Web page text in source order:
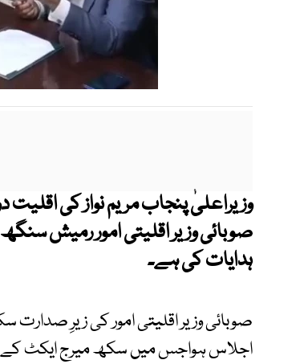
وزیراعلیٰ پنجاب مریم نواز کی
صوبائی وزیر اقلیتی امور رمیش
ہدایات کی ہے۔
صوبائی وزیر اقلیتی امور کی زیرِ
اجلاس ہواجس میں سکھ میرج ایکٹ